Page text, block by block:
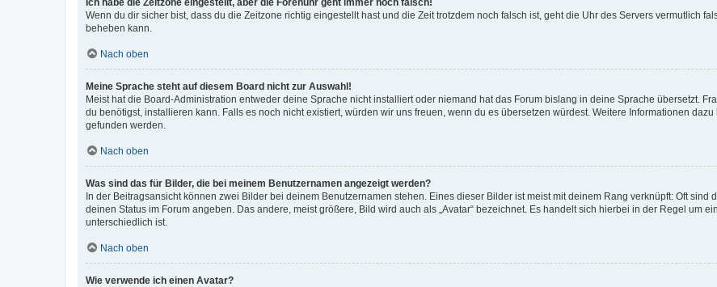
Ich habe die Zeitzone eingestellt, aber die Forenuhr geht immer noch falsch!
Wenn du dir sicher bist, dass du die Zeitzone richtig eingestellt hast und die Zeit trotzdem noch falsch ist, geht die Uhr des Servers vermutlich
beheben kann.
Nach oben
Meine Sprache steht auf diesem Board nicht zur Auswahl!
Meist hat die Board-Administration entweder deine Sprache nicht installiert oder niemand hat das Forum bislang in deine Sprache übersetzt.
du benötigst, installieren kann. Falls es noch nicht existiert, würden wir uns freuen, wenn du es übersetzen würdest. Weitere Informationen
gefunden werden.
Nach oben
Was sind das für Bilder, die bei meinem Benutzernamen angezeigt werden?
In der Beitragsansicht können zwei Bilder bei deinem Benutzernamen stehen. Eines dieser Bilder ist meist mit deinem Rang verknüpft: Oft
deinen Status im Forum angeben. Das andere, meist größere, Bild wird auch als „Avatar“ bezeichnet. Es handelt sich hierbei in der Regel um
unterschiedlich ist.
Nach oben
Wie verwende ich einen Avatar?